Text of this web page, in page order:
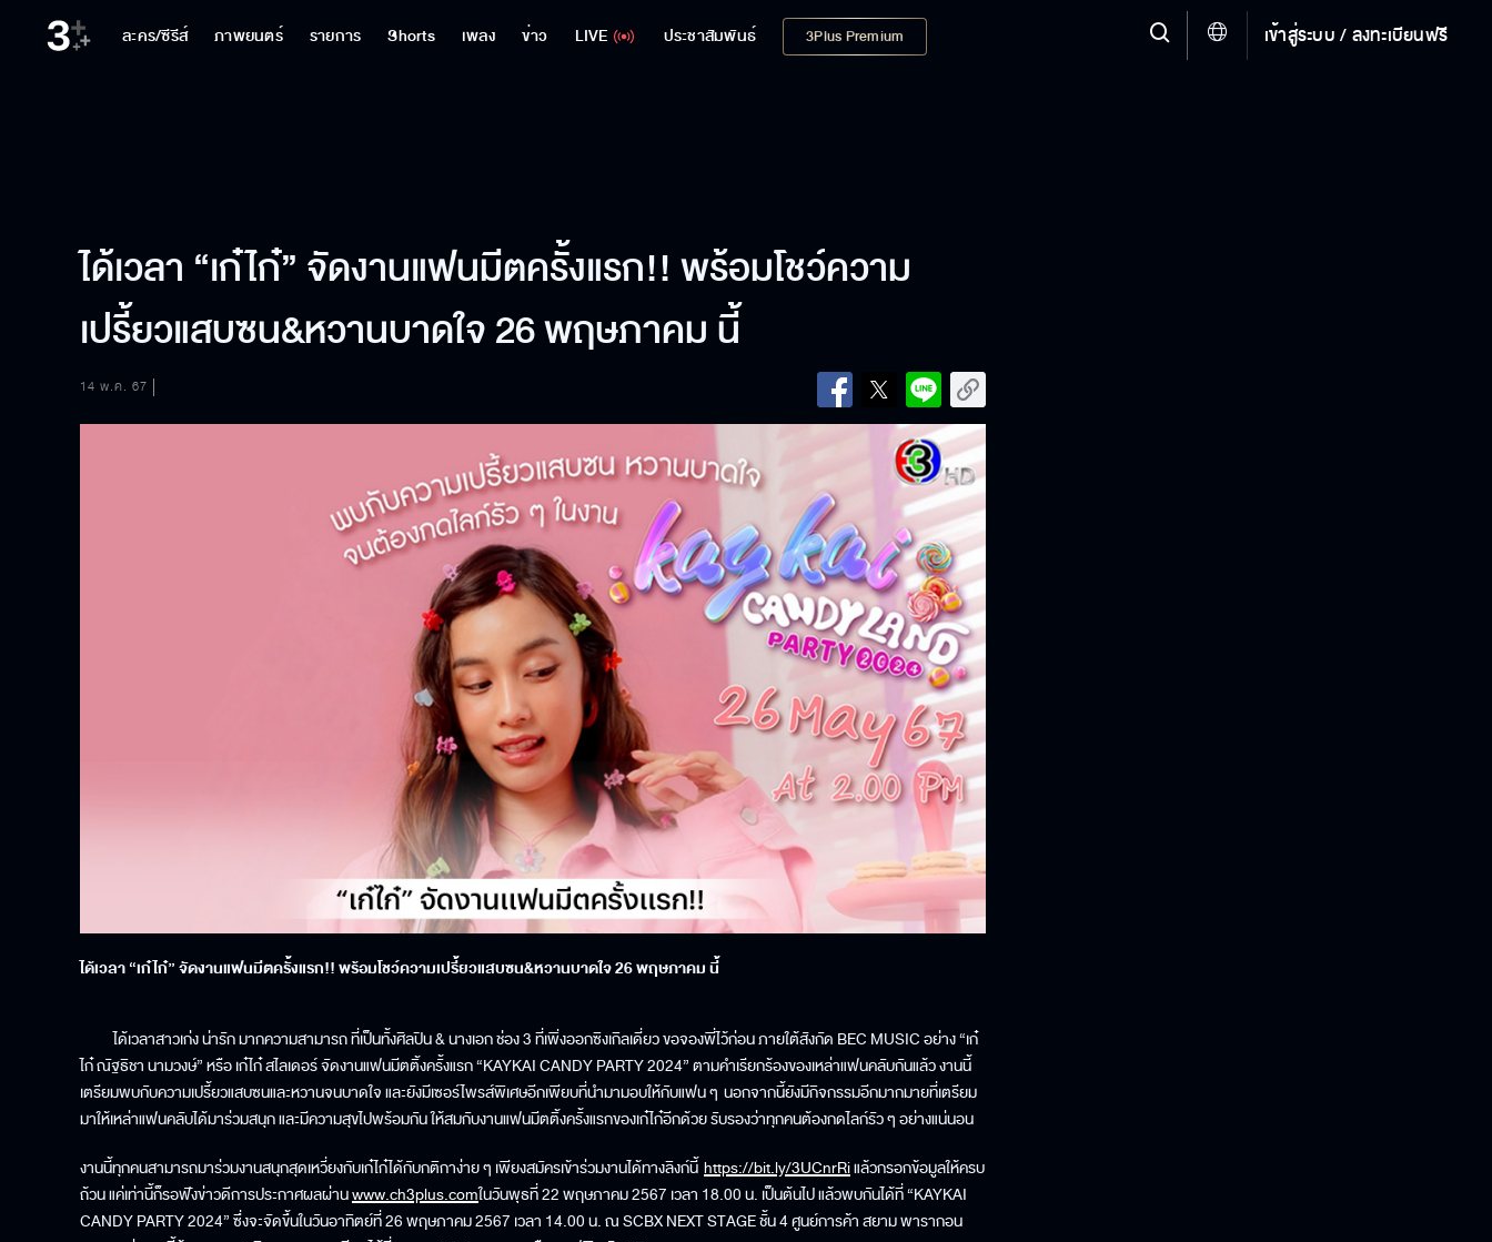
ละคร/ซีรีส์ ภาพยนตร์ รายการ Shorts เพลง ข่าว LIVE ประชาสัมพันธ์ 3Plus Premium เข้าสู่ระบบ / ลงทะเบียนฟรี
ได้เวลา “เก๋ไก๋” จัดงานแฟนมีตครั้งแรก!! พร้อมโชว์ความ
เปรี้ยวแสบซน&หวานบาดใจ 26 พฤษภาคม นี้
14 พ.ค. 67
ได้เวลา “เก๋ไก๋” จัดงานแฟนมีตครั้งแรก!! พร้อมโชว์ความเปรี้ยวแสบซน&หวานบาดใจ 26 พฤษภาคม นี้
ได้เวลาสาวเก่ง น่ารัก มากความสามารถ ที่เป็นทั้งศิลปิน & นางเอก ช่อง 3 ที่เพิ่งออกซิงเกิลเดี่ยว ขอจองพี่ไว้ก่อน ภายใต้สังกัด BEC MUSIC อย่าง “เก๋
ไก๋ ณัฐธิชา นามวงษ์” หรือ เก๋ไก๋ สไลเดอร์ จัดงานแฟนมีตติ้งครั้งแรก “KAYKAI CANDY PARTY 2024” ตามคำเรียกร้องของเหล่าแฟนคลับกันแล้ว งานนี้
เตรียมพบกับความเปรี้ยวแสบซนและหวานจนบาดใจ และยังมีเซอร์ไพรส์พิเศษอีกเพียบที่นำมามอบให้กับแฟน ๆ นอกจากนี้ยังมีกิจกรรมอีกมากมายที่เตรียม
มาให้เหล่าแฟนคลับได้มาร่วมสนุก และมีความสุขไปพร้อมกัน ให้สมกับงานแฟนมีตติ้งครั้งแรกของเก๋ไก๋อีกด้วย รับรองว่าทุกคนต้องกดไลก์รัว ๆ อย่างแน่นอน
งานนี้ทุกคนสามารถมาร่วมงานสนุกสุดเหวี่ยงกับเก๋ไก๋ได้กับกติกาง่าย ๆ เพียงสมัครเข้าร่วมงานได้ทางลิงก์นี้ https://bit.ly/3UCnrRiแล้วกรอกข้อมูลให้ครบ
ถ้วน แค่เท่านี้ก็รอฟังข่าวดีการประกาศผลผ่านwww.ch3plus.comในวันพุธที่ 22 พฤษภาคม 2567 เวลา 18.00 น. เป็นต้นไป แล้วพบกันได้ที่ “KAYKAI
CANDY PARTY 2024” ซึ่งจะจัดขึ้นในวันอาทิตย์ที่ 26 พฤษภาคม 2567 เวลา 14.00 น. ณ SCBX NEXT STAGE ชั้น 4 ศูนย์การค้า สยาม พารากอน